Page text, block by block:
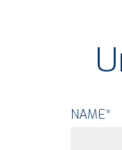
NAME*